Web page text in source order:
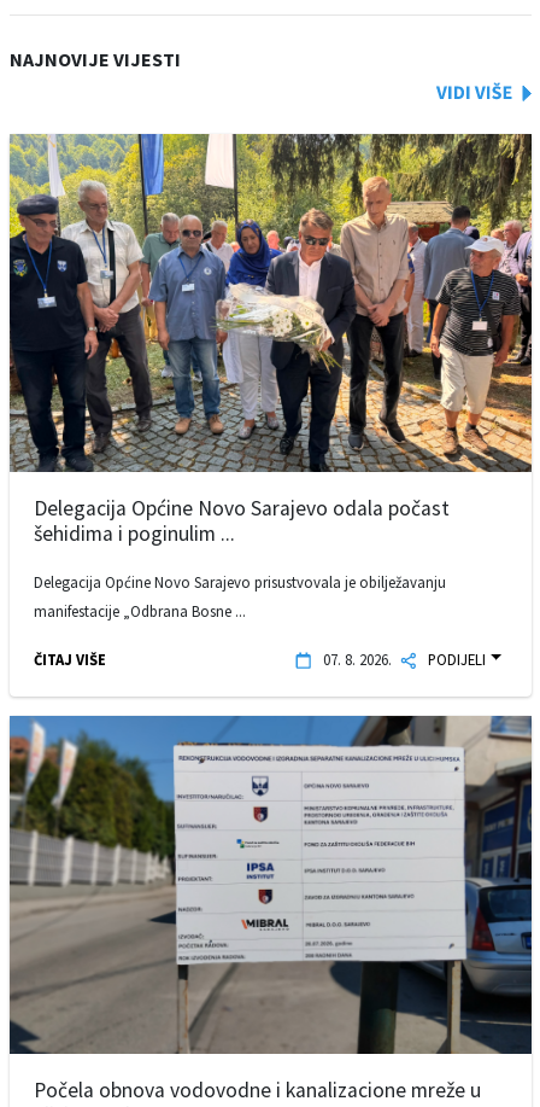
NAJNOVIJE VIJESTI
Delegacija Općine Novo Sarajevo odala počast
šehidima i poginulim ...
Delegacija Općine Novo Sarajevo prisustvovala je obilježavanju
manifestacije „Odbrana Bosne ...
ČITAJ VIŠE 07. 8. 2026. PODIJELI
Počela obnova vodovodne i kanalizacione mreže u